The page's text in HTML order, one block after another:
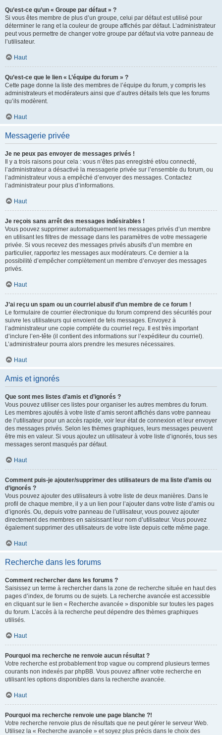
Qu’est-ce qu’un « Groupe par défaut » ?
Si vous êtes membre de plus d’un groupe, celui par défaut est utilisé pour
déterminer le rang et la couleur de groupe affichés par défaut. L’administrateur
peut vous permettre de changer votre groupe par défaut via votre panneau de
l’utilisateur.
Haut
Qu’est-ce que le lien « L’équipe du forum » ?
Cette page donne la liste des membres de l’équipe du forum, y compris les
administrateurs et modérateurs ainsi que d’autres détails tels que les forums
qu’ils modèrent.
Haut
Messagerie privée
Je ne peux pas envoyer de messages privés !
Il y a trois raisons pour cela : vous n’êtes pas enregistré et/ou connecté,
l’administrateur a désactivé la messagerie privée sur l’ensemble du forum, ou
l’administrateur vous a empêché d’envoyer des messages. Contactez
l’administrateur pour plus d’informations.
Haut
Je reçois sans arrêt des messages indésirables !
Vous pouvez supprimer automatiquement les messages privés d’un membre
en utilisant les filtres de message dans les paramètres de votre messagerie
privée. Si vous recevez des messages privés abusifs d’un membre en
particulier, rapportez les messages aux modérateurs. Ce dernier a la
possibilité d’empêcher complètement un membre d’envoyer des messages
privés.
Haut
J’ai reçu un spam ou un courriel abusif d’un membre de ce forum !
Le formulaire de courrier électronique du forum comprend des sécurités pour
suivre les utilisateurs qui envoient de tels messages. Envoyez à
l’administrateur une copie complète du courriel reçu. Il est très important
d’inclure l’en-tête (il contient des informations sur l’expéditeur du courriel).
L’administrateur pourra alors prendre les mesures nécessaires.
Haut
Amis et ignorés
Que sont mes listes d’amis et d’ignorés ?
Vous pouvez utiliser ces listes pour organiser les autres membres du forum.
Les membres ajoutés à votre liste d’amis seront affichés dans votre panneau
de l’utilisateur pour un accès rapide, voir leur état de connexion et leur envoyer
des messages privés. Selon les thèmes graphiques, leurs messages peuvent
être mis en valeur. Si vous ajoutez un utilisateur à votre liste d’ignorés, tous ses
messages seront masqués par défaut.
Haut
Comment puis-je ajouter/supprimer des utilisateurs de ma liste d’amis ou
d’ignorés ?
Vous pouvez ajouter des utilisateurs à votre liste de deux manières. Dans le
profil de chaque membre, il y a un lien pour l’ajouter dans votre liste d’amis ou
d’ignorés. Ou, depuis votre panneau de l’utilisateur, vous pouvez ajouter
directement des membres en saisissant leur nom d’utilisateur. Vous pouvez
également supprimer des utilisateurs de votre liste depuis cette même page.
Haut
Recherche dans les forums
Comment rechercher dans les forums ?
Saisissez un terme à rechercher dans la zone de recherche située en haut des
pages d’index, de forums ou de sujets. La recherche avancée est accessible
en cliquant sur le lien « Recherche avancée » disponible sur toutes les pages
du forum. L’accès à la recherche peut dépendre des thèmes graphiques
utilisés.
Haut
Pourquoi ma recherche ne renvoie aucun résultat ?
Votre recherche est probablement trop vague ou comprend plusieurs termes
courants non indexés par phpBB. Vous pouvez affiner votre recherche en
utilisant les options disponibles dans la recherche avancée.
Haut
Pourquoi ma recherche renvoie une page blanche ?!
Votre recherche renvoie plus de résultats que ne peut gérer le serveur Web.
Utilisez la « Recherche avancée » et soyez plus précis dans le choix des